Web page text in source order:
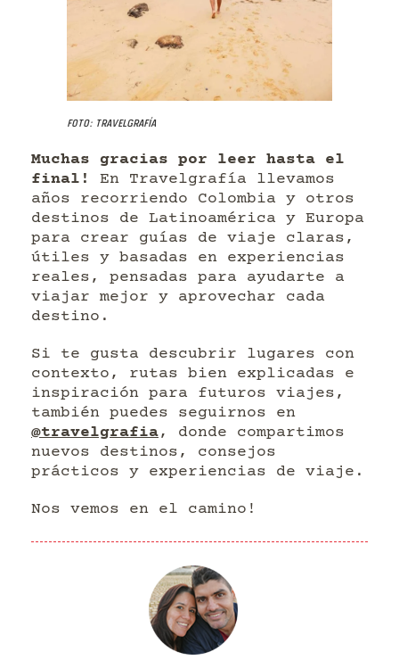
Foto: Travelgrafía
Muchas gracias por leer hasta el
final!
En Travelgrafía llevamos
años recorriendo Colombia y otros
destinos de Latinoamérica y Europa
para crear guías de viaje claras,
útiles y basadas en experiencias
reales, pensadas para ayudarte a
viajar mejor y aprovechar cada
destino.
Si te gusta descubrir lugares con
contexto, rutas bien explicadas e
inspiración para futuros viajes,
también puedes seguirnos en
@travelgrafia, donde compartimos
nuevos destinos, consejos
prácticos y experiencias de viaje.
Nos vemos en el camino!